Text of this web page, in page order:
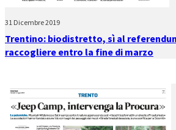
31 Dicembre 2019
Trentino: biodistretto, sì al
raccogliere entro la fine di marzo